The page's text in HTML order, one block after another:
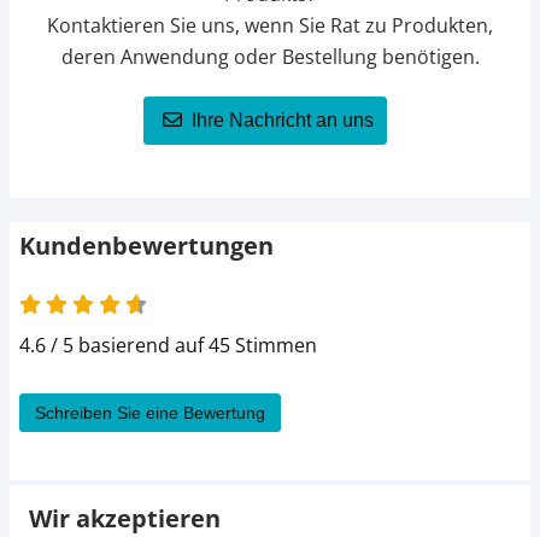
Kontaktieren Sie uns, wenn Sie Rat zu Produkten,
deren Anwendung oder Bestellung benötigen.
Ihre Nachricht an uns
Kundenbewertungen
4.6 von 5
4.6 / 5 basierend auf 45 Stimmen
Schreiben Sie eine Bewertung
Wir akzeptieren